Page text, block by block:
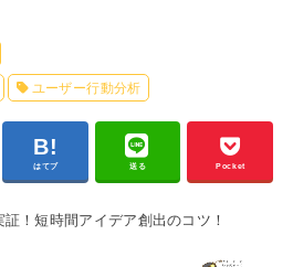
ユーザー行動分析
はてブ 送る Pocket
！短時間アイデア創出のコツ！